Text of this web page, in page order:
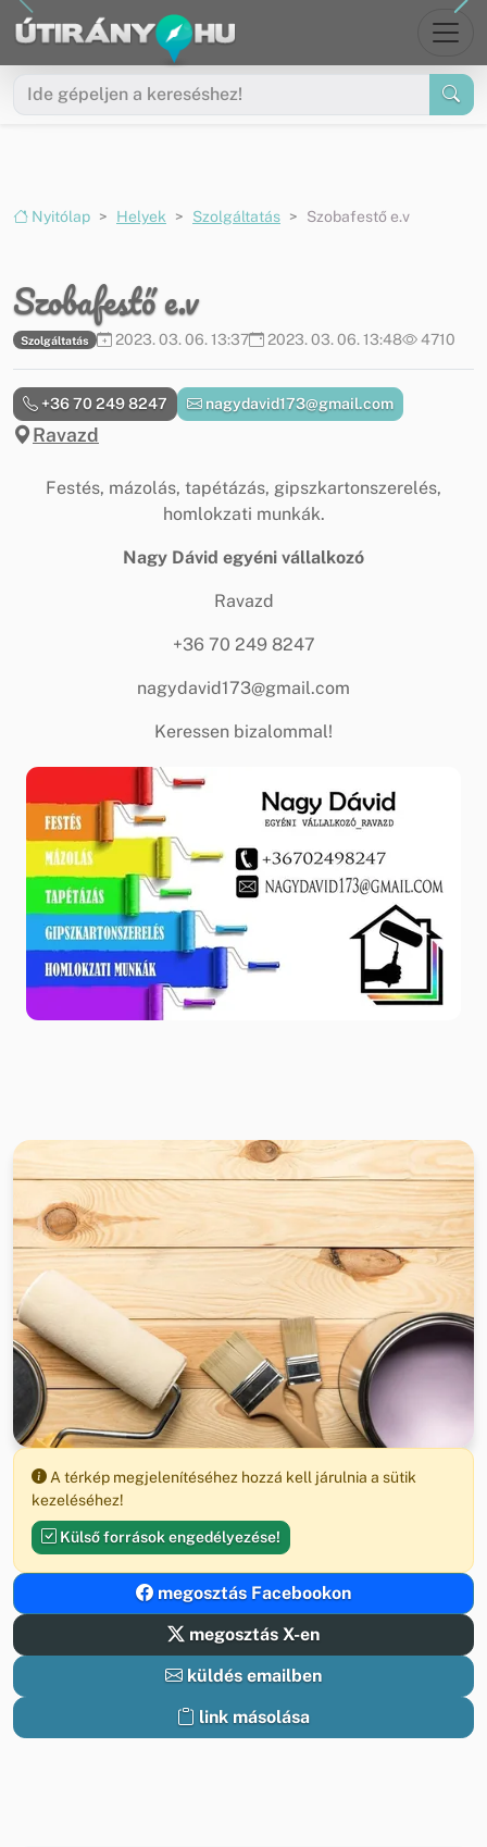
Ugrás a menüre
Ugrás a tartalomra
Nyitólap Helyek Szolgáltatás Szobafestő e.v
Szobafestő e.v
Szolgáltatás 2023. 03. 06. 13:37 2023. 03. 06. 13:48 4710
Ravazd
+36 70 249 8247 nagydavid173@gmail.com
Festés, mázolás, tapétázás, gipszkartonszerelés,
homlokzati munkák.
Nagy Dávid egyéni vállalkozó
Ravazd
+36 70 249 8247
nagydavid173@gmail.com
Keressen bizalommal!
A térkép megjelenítéséhez hozzá kell járulnia a sütik
kezeléséhez!
Külső források engedélyezése!
megosztás Facebookon
megosztás X-en
küldés emailben
link másolása